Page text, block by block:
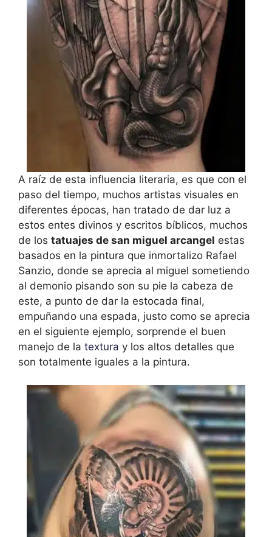
A raíz de esta influencia literaria, es que con el
paso del tiempo, muchos artistas visuales en
diferentes épocas, han tratado de dar luz a
estos entes divinos y escritos bíblicos, muchos
de los tatuajes de san miguel arcangel estas
basados en la pintura que inmortalizo Rafael
Sanzio, donde se aprecia al miguel sometiendo
al demonio pisando son su pie la cabeza de
este, a punto de dar la estocada final,
empuñando una espada, justo como se aprecia
en el siguiente ejemplo, sorprende el buen
manejo de la textura y los altos detalles que
son totalmente iguales a la pintura.